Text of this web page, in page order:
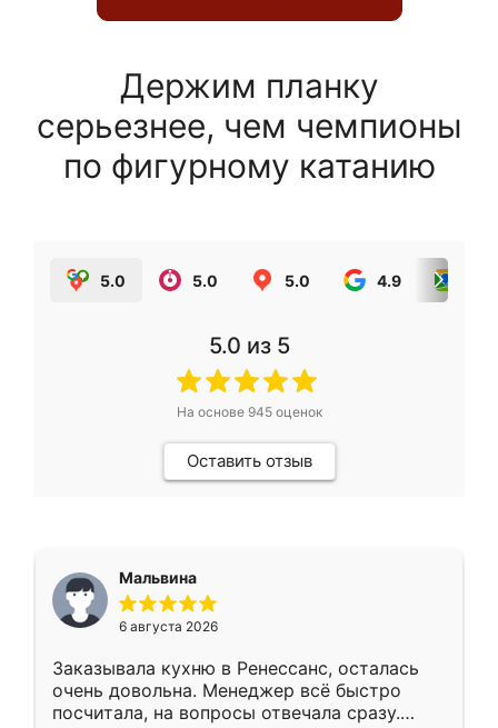
Держим планку
серьезнее, чем чемпионы
по фигурному катанию
5.0 5.0 5.0 4.9
5.0 из 5
На основе 945оценок
Оставить отзыв
Мальвина
6 августа 2026
Заказывала кухню в Ренессанс, осталась
очень довольна. Менеджер всё быстро
посчитала, на вопросы отвечала сразу.